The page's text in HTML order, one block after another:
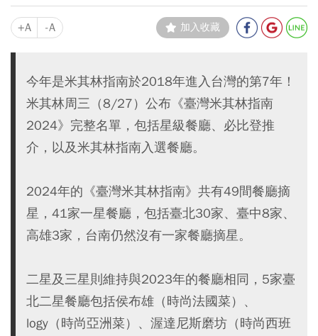
+A -A 加入收藏
今年是米其林指南於2018年進入台灣的第7年！
米其林周三（8/27）公布《臺灣米其林指南
2024》完整名單，包括星級餐廳、必比登推
介，以及米其林指南入選餐廳。
2024年的《臺灣米其林指南》共有49間餐廳摘
星，41家一星餐廳，包括臺北30家、臺中8家、
高雄3家，台南仍然沒有一家餐廳摘星。
二星及三星則維持與2023年的餐廳相同，5家臺
北二星餐廳包括侯布雄（時尚法國菜）、
logy（時尚亞洲菜）、渥達尼斯磨坊（時尚西班